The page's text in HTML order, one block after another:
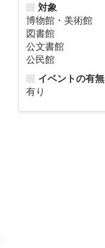
対象
博物館・美術館
図書館
公文書館
公民館
イベントの有無
有り